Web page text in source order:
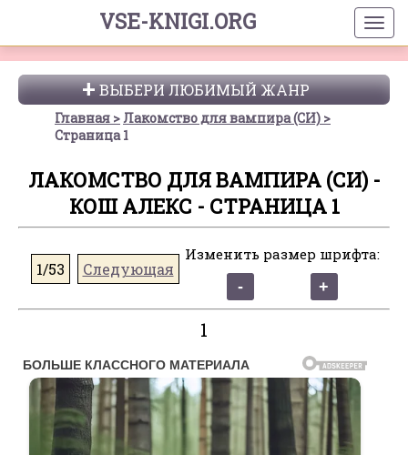
VSE-KNIGI.ORG
ВЫБЕРИ ЛЮБИМЫЙ ЖАНР
Главная
Лакомство для вампира (СИ)
Страница 1
ЛАКОМСТВО ДЛЯ ВАМПИРА (СИ) -
КОШ АЛЕКС - СТРАНИЦА 1
1/53 Следующая
Изменить размер шрифта:
1